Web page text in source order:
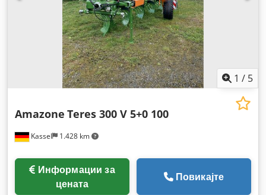
1 / 5
Kassel 1.428 km
Amazone Teres 300 V 5+0 100
цената
Повикајте